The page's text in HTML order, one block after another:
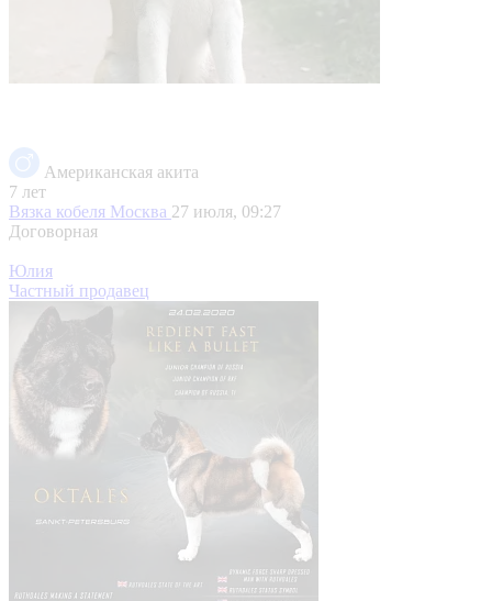
Американская акита
7 лет
Вязка кобеля Москва 27 июля, 09:27
Договорная
Юлия
Частный продавец